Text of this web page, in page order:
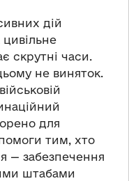
дій
скрутні часи.
не виняток.
для
тим, хто
— забезпечення
штабами